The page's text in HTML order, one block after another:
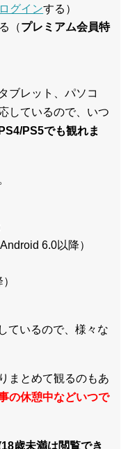
ログインする）
（プレミアム会員特
ブレット、パソコ
しているので、いつ
PS4/PS5でも観れま
6.0以降）
ているので、 様々な
まとめて観るのもあ
の休憩中などいつで
歳未満は閲覧でき